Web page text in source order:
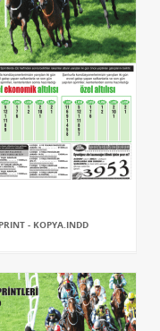
- KOPYA.INDD